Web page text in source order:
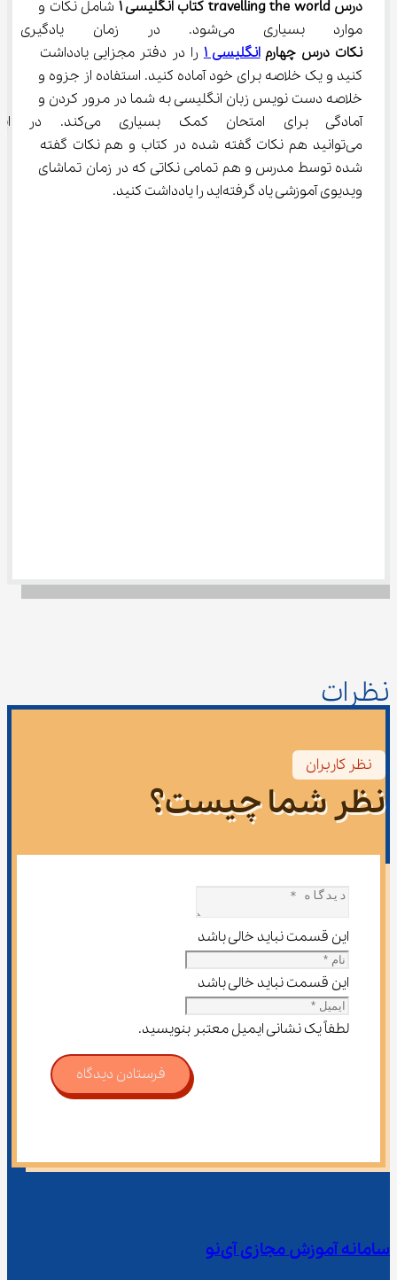
درس travelling the world کتاب انگلیسی ۱ شامل نکات و
موارد بسیاری می‌شود. در زمان یادگیری این درس لازم است
نکات درس چهارم انگلیسی ۱ را در دفتر مجزایی یادداشت
کنید و یک خلاصه برای خود آماده کنید. استفاده از جزوه و
خلاصه دست نویس زبان انگلیسی به شما در مرور کردن و
آمادگی برای امتحان کمک
می‌توانید هم نکات گفته شده در کتاب و هم نکات گفته
شده توسط مدرس و هم تمامی نکاتی که در زمان تماشای
ویدیوی آموزشی یاد گرفته‌اید را یادداشت کنید.
نظرات
نظر کاربران
نظر شما چیست؟
این قسمت نباید خالی باشد
این قسمت نباید خالی باشد
لطفاً یک نشانی ایمیل معتبر بنویسید.
فرستادن دیدگاه
سامانه آموزش مجازی آی‌نو